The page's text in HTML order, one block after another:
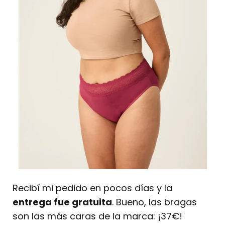
Recibí mi pedido en pocos días y la
entrega fue gratuita. Bueno, las bragas
son las más caras de la marca: ¡37€!